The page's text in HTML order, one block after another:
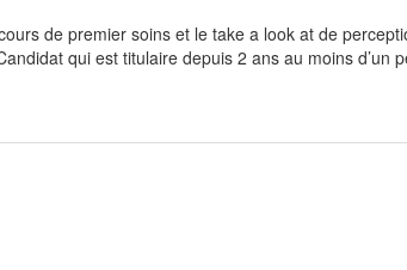
de premier soins et le take a look at de
qui est titulaire depuis 2 ans au moins d’un